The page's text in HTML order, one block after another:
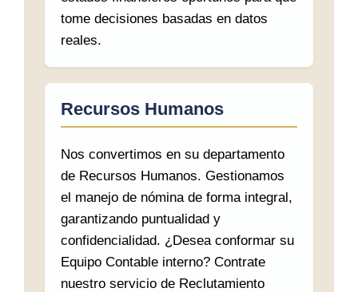
tome decisiones basadas en datos
reales.
Recursos Humanos
Nos convertimos en su departamento
de Recursos Humanos. Gestionamos
el manejo de nómina de forma integral,
garantizando puntualidad y
confidencialidad. ¿Desea conformar su
Equipo Contable interno? Contrate
nuestro servicio de Reclutamiento